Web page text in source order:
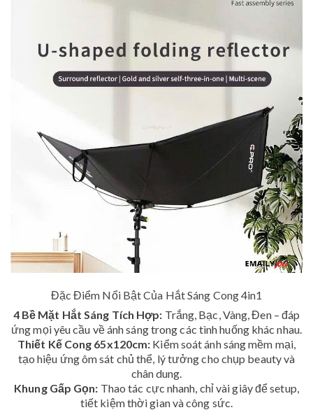
Đặc Điểm Nổi Bật Của Hắt Sáng Cong 4in1
4 Bề Mặt Hắt Sáng Tích Hợp: Trắng, Bạc, Vàng, Đen – đáp
ứng mọi yêu cầu về ánh sáng trong các tình huống khác nhau.
Thiết Kế Cong 65x120cm: Kiểm soát ánh sáng mềm mại,
tạo hiệu ứng ôm sát chủ thể, lý tưởng cho chụp beauty và
chân dung.
Khung Gấp Gọn: Thao tác cực nhanh, chỉ vài giây để setup,
tiết kiệm thời gian và công sức.